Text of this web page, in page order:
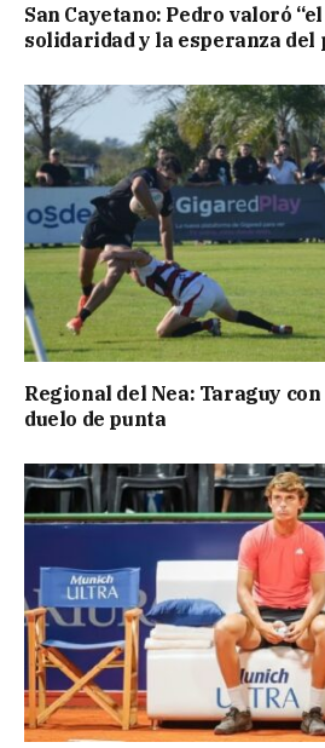
San Cayetano: Pedro valoró
solidaridad y la esperanza del
Regional del Nea: Taraguy
duelo de punta